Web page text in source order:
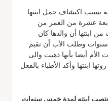
اكتشاف حمل ابنتها
عشرة من العمر من
ابنتها أن والدها كان
سنوات وطلب الأب أن تقيم
الأم أيضا بأنها ذهبت والى
ابنتها وأكد الأطباء بالفعل
ابنته لمدة خمس سنوات